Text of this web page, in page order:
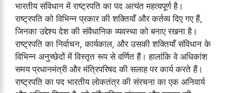
भारतीय संविधान में राष्ट्रपति का पद अत्यंत महत्वपूर्ण है।
राष्ट्रपति को विभिन्न प्रकार की शक्तियाँ और कर्तव्य दिए गए हैं,
जिनका उद्देश्य देश की संवैधानिक व्यवस्था को बनाए रखना है।
राष्ट्रपति का निर्वाचन, कार्यकाल, और उसकी शक्तियाँ संविधान के
विभिन्न अनुच्छेदों में विस्तृत रूप से वर्णित हैं। हालांकि वे अधिकांश
समय प्रधानमंत्री और मंत्रिपरिषद की सलाह पर कार्य करते हैं।
राष्ट्रपति का पद भारतीय लोकतंत्र की संरचना का एक अनिवार्य